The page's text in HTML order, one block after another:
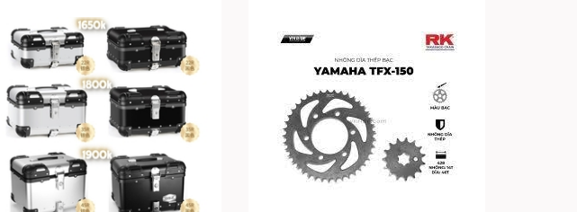
Cho vào giỏ hàng Cho vào giỏ hàng